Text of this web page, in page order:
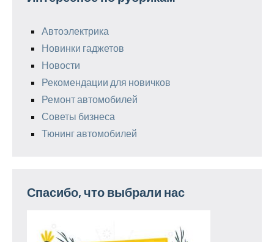
Автоэлектрика
Новинки гаджетов
Новости
Рекомендации для новичков
Ремонт автомобилей
Советы бизнеса
Тюнинг автомобилей
Спасибо, что выбрали нас